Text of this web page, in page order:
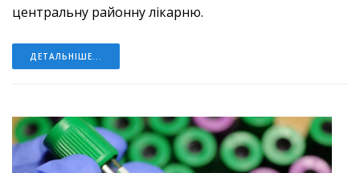
центральну районну лікарню.
ДЕТАЛЬНІШЕ...